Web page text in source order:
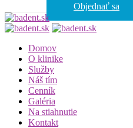
Objednať sa
Domov
O klinike
Služby
Náš tím
Cenník
Galéria
Na stiahnutie
Kontakt